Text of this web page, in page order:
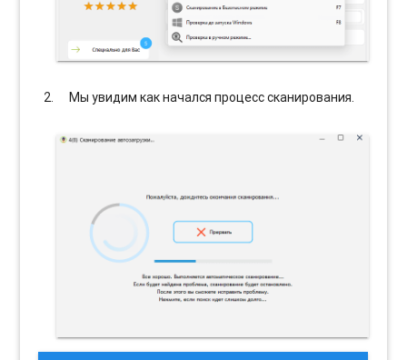
Мы увидим как начался процесс сканирования.